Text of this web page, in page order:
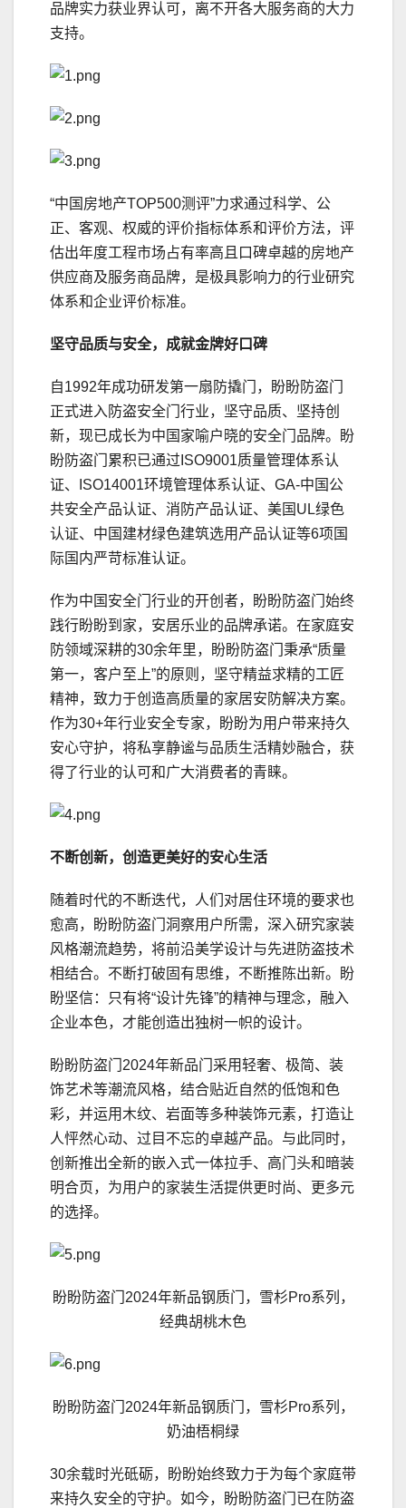
品牌实力获业界认可，离不开各大服务商的大力
支持。
“中国房地产TOP500测评”力求通过科学、公
正、客观、权威的评价指标体系和评价方法，评
估出年度工程市场占有率高且口碑卓越的房地产
供应商及服务商品牌，是极具影响力的行业研究
体系和企业评价标准。
坚守品质与安全， 成就金牌好口碑
自1992年成功研发第一扇防撬门，盼盼防盗门
正式进入防盗安全门行业，坚守品质、坚持创
新，现已成长为中国家喻户晓的安全门品牌。盼
盼防盗门累积已通过ISO9001质量管理体系认
证、ISO14001环境管理体系认证、GA-中国公
共安全产品认证、消防产品认证、美国UL绿色
认证、中国建材绿色建筑选用产品认证等6项国
际国内严苛标准认证。
作为中国安全门行业的开创者，盼盼防盗门始终
践行盼盼到家，安居乐业的品牌承诺。在家庭安
防领域深耕的30余年里，盼盼防盗门秉承“质量
第一，客户至上”的原则，坚守精益求精的工匠
精神，致力于创造高质量的家居安防解决方案。
作为30+年行业安全专家，盼盼为用户带来持久
安心守护，将私享静谧与品质生活精妙融合，获
得了行业的认可和广大消费者的青睐。
不断创新， 创造更美好的安心生活
随着时代的不断迭代，人们对居住环境的要求也
愈高，盼盼防盗门洞察用户所需，深入研究家装
风格潮流趋势，将前沿美学设计与先进防盗技术
相结合。不断打破固有思维，不断推陈出新。盼
盼坚信：只有将“设计先锋”的精神与理念，融入
企业本色，才能创造出独树一帜的设计。
盼盼防盗门2024年新品门采用轻奢、极简、装
饰艺术等潮流风格，结合贴近自然的低饱和色
彩，并运用木纹、岩面等多种装饰元素，打造让
人怦然心动、过目不忘的卓越产品。与此同时，
创新推出全新的嵌入式一体拉手、高门头和暗装
明合页，为用户的家装生活提供更时尚、更多元
的选择。
盼盼防盗门2024年新品钢质门，雪杉Pro系列，
经典胡桃木色
盼盼防盗门2024年新品钢质门，雪杉Pro系列，
奶油梧桐绿
30余载时光砥砺，盼盼始终致力于为每个家庭带
来持久安全的守护。如今，盼盼防盗门已在防盗